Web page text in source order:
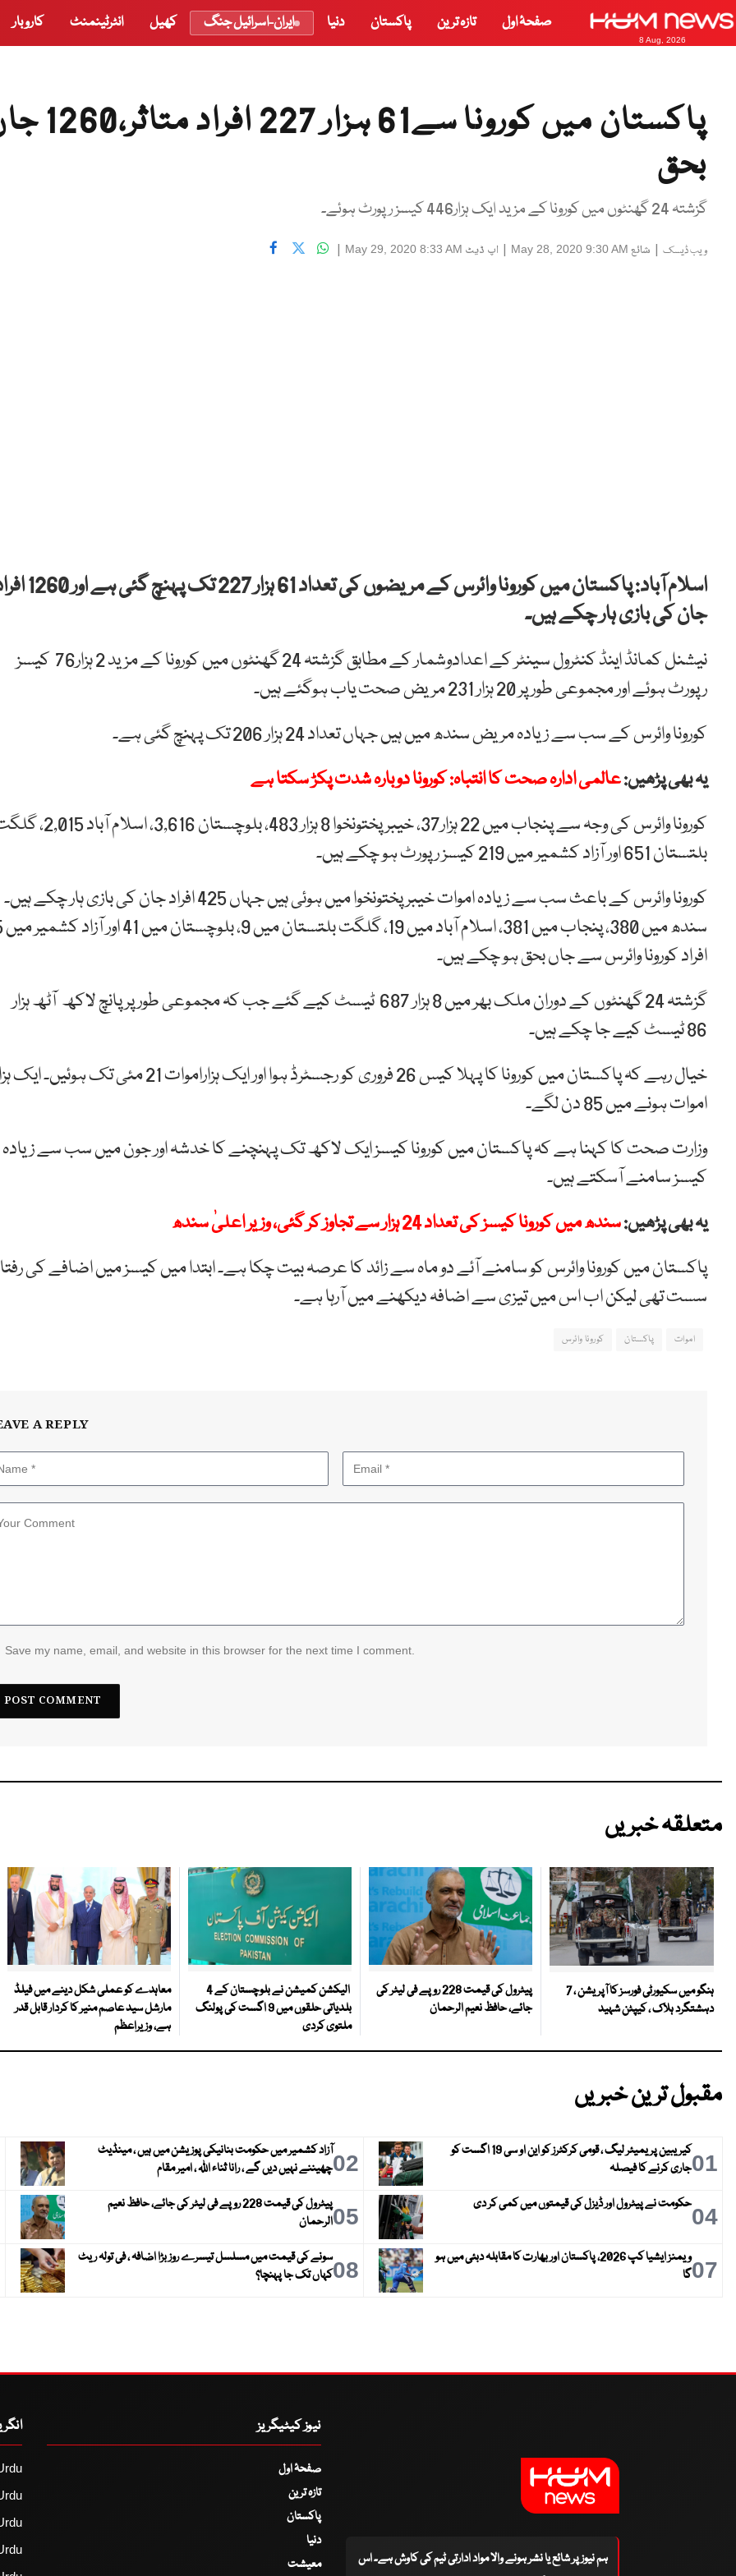
8 Aug, 2026
صفحۂ اول تازہ ترین پاکستان دنیا ایران-اسرائیل جنگ کھیل انٹرٹینمنٹ کاروبار
پاکستان میں کورونا سے61 ہزار
بحق
گزشتہ 24 گھنٹوں میں کورونا کے مزید ایک ہزار446 کیسز رپورٹ ہوئے۔
ویب ڈیسک | شائع May 28, 2020 9:30 AM
| اپ ڈیٹ May 29, 2020 8:33 AM
|
اسلام آباد: پاکستان میں کورونا وائرس کے مریضوں کی تعداد 61
جان کی بازی ہار چکے ہیں۔
نیشنل کمانڈ اینڈ کنٹرول سینٹر کے اعدادوشمار کے مطابق گزشتہ 24 گھنٹوں میں کورونا کے مزید 2 ہزار76 کیسز
رپورٹ ہوئے اور مجموعی طور پر 20 ہزار 231 مریض صحت یاب ہوگئے ہیں۔
کورونا وائرس کے سب سے زیادہ مریض سندھ میں ہیں جہاں تعداد 24 ہزار 206 تک پہنچ گئی ہے۔
یہ بھی پڑھیں:عالمی ادارہ صحت کا انتباہ: کورونا دوبارہ شدت پکڑ سکتا ہے
کورونا وائرس کی وجہ سے پنجاب میں 22 ہزار37، خیبرپختونخوا 8 ہزار 483، بلوچستان
بلتستان 651 اور آزاد کشمیر میں 219 کیسز رپورٹ ہو چکے ہیں۔
کورونا وائرس کے باعث سب سے زیادہ اموات خیبرپختونخوا میں ہوئی ہیں جہاں 425 افراد جان کی بازی ہار چکے ہیں۔
سندھ میں 380، پنجاب
افراد کورونا وائرس سے جاں بحق ہو چکے ہیں۔
گزشتہ 24 گھنٹوں کے دوران ملک بھر میں 8 ہزار 687 ٹیسٹ کیے گئے جب کہ مجموعی طور پر پانچ لاکھ آٹھ ہزار
86 ٹیسٹ کیے جا چکے ہیں۔
خیال رہے کہ پاکستان میں کورونا کا پہلا کیس 26 فروری کو رجسٹرڈ ہوا اور ایک ہزاراموات 21 مئی تک ہوئیں۔
اموات ہونے میں 85 دن لگے۔
وزارت صحت کا کہنا ہے کہ پاکستان میں کورونا کیسز ایک لاکھ تک پہنچنے کا خدشہ اور جون میں سب سے زیادہ
کیسز سامنے آسکتے ہیں۔
یہ بھی پڑھیں:سندھ میں کورونا کیسز کی تعداد 24 ہزار سے تجاوز کر گئی، وزیر اعلیٰ سندھ
پاکستان میں کورونا وائرس کو سامنے آئے دو ماہ سے زائد کا عرصہ بیت چکا ہے۔ ابتدا میں کیسز میں اضافے کی
سست تھی لیکن اب اس میں تیزی سے اضافہ دیکھنے میں آرہا ہے۔
اموات پاکستان کورونا وائرس
A REPLY
Save my name, email, and website in this browser for the next time I comment.
متعلقہ خبریں
ہنگو میں سکیورٹی فورسز کا آپریشن ، 7
دہشتگرد ہلاک ، کیپٹن شہید
پیٹرول کی قیمت 228 روپے فی لیٹر کی
جائے، حافظ نعیم الرحمان
الیکشن کمیشن نے بلوچستان کے 4
بلدیاتی حلقوں میں 9 اگست کی پولنگ
ملتوی کردی
معاہدے کو عملی شکل دینے میں فیلڈ
مارشل سید عاصم منیر کا کردار قابل قدر
ہے، وزیراعظم
مقبول ترین خبریں
01
کیریبین پریمیئر لیگ ، قومی کرکٹرز کو این او سی 19 اگست کو
جاری کرنے کا فیصلہ
02آزاد کشمیر میں حکومت بنانیکی پوزیشن میں ہیں ، مینڈیٹ
چھیننے نہیں دیں گے ، رانا ثناء اللہ ، امیر مقام
04حکومت نے پیٹرول اور ڈیزل کی قیمتوں میں کمی کر دی 05
پیٹرول کی قیمت 228 روپے فی لیٹر کی جائے، حافظ نعیم
الرحمان
07
ویمنز ایشیا کپ 2026، پاکستان اور بھارت کا مقابلہ دبئی میں ہو
گا
08سونے کی قیمت میں مسلسل تیسرے روز بڑا اضافہ ، فی تولہ ریٹ
کہاں تک جا پہنچا؟
ہم نیوز پر شائع یا نشر ہونے والا مواد ادارتی ٹیم کی کاوش ہے۔ اس
نیوز کیٹیگریز
صفحۂ اول
تازہ ترین
پاکستان
دنیا
معیشت